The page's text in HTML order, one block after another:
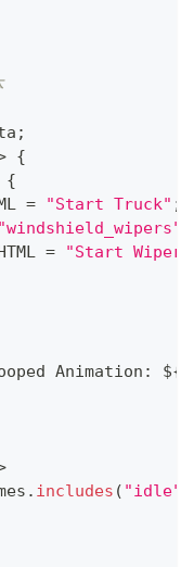
;
{
{
= "Start Truck" ;
"windshield_wipers"
=
"Start
Animation: ${
. includes ( "idle"